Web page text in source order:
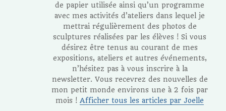
de papier utilisée ainsi qu’un programme
avec mes activités d’ateliers dans lequel je
mettrai régulièrement des photos de
sculptures réalisées par les élèves ! Si vous
désirez être tenus au courant de mes
expositions, ateliers et autres événements,
n’hésitez pas à vous inscrire à la
newsletter. Vous recevrez des nouvelles de
mon petit monde environs une à 2 fois par
mois !Afficher tous les articles par Joelle